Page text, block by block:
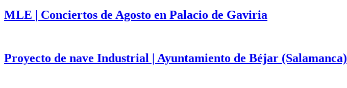
MLE | Conciertos de Agosto en Palacio de Gaviria
Proyecto de nave Industrial | Ayuntamiento de Béjar (Salamanca)